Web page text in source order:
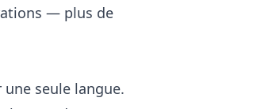
— plus de
seule langue.